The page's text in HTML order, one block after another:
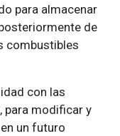
para almacenar
de
combustibles
con las
para modificar y
un futuro